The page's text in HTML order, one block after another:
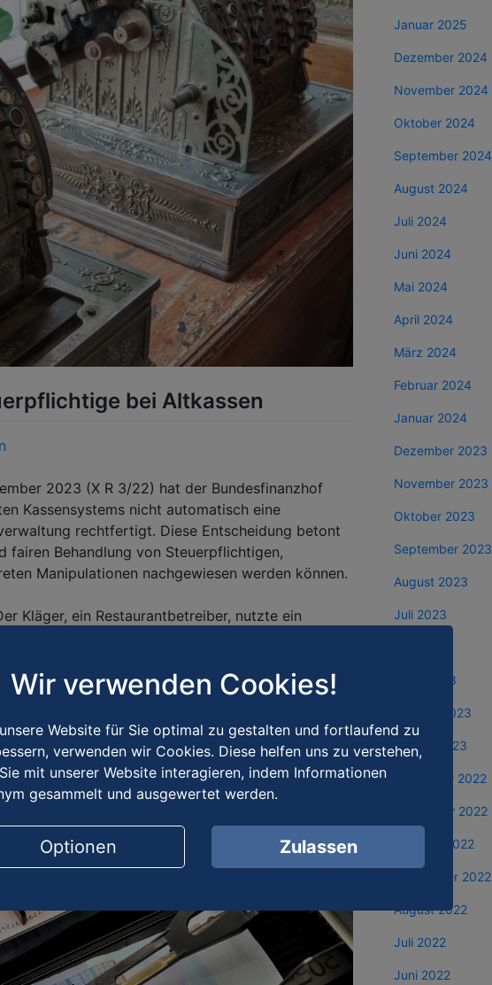
bei Altkassen
2023 (X R 3/22) hat der Bundesfinanzhof
Kassensystems nicht automatisch eine
rechtfertigt. Diese Entscheidung betont
fairen Behandlung von Steuerpflichtigen,
Manipulationen nachgewiesen werden können.
Kläger, ein Restaurantbetreiber, nutzte ein
,BFH ,Kassennachschau ,Kassensystem
Januar 2025
Dezember 2024
November 2024
Oktober 2024
September 2024
August 2024
Juli 2024
Juni 2024
Mai 2024
April 2024
März 2024
Februar 2024
Januar 2024
Dezember 2023
November 2023
Oktober 2023
September 2023
August 2023
Juli 2023
März 2023
Februar 2023
Januar 2023
Dezember 2022
November 2022
Oktober 2022
September 2022
August 2022
Juli 2022
Juni 2022
Wir verwenden Cookies!
Website für Sie optimal zu gestalten und fortlaufend zu
verwenden wir Cookies. Diese helfen uns zu verstehen,
mit unserer Website interagieren, indem Informationen
gesammelt und ausgewertet werden.
Zulassen
Optionen